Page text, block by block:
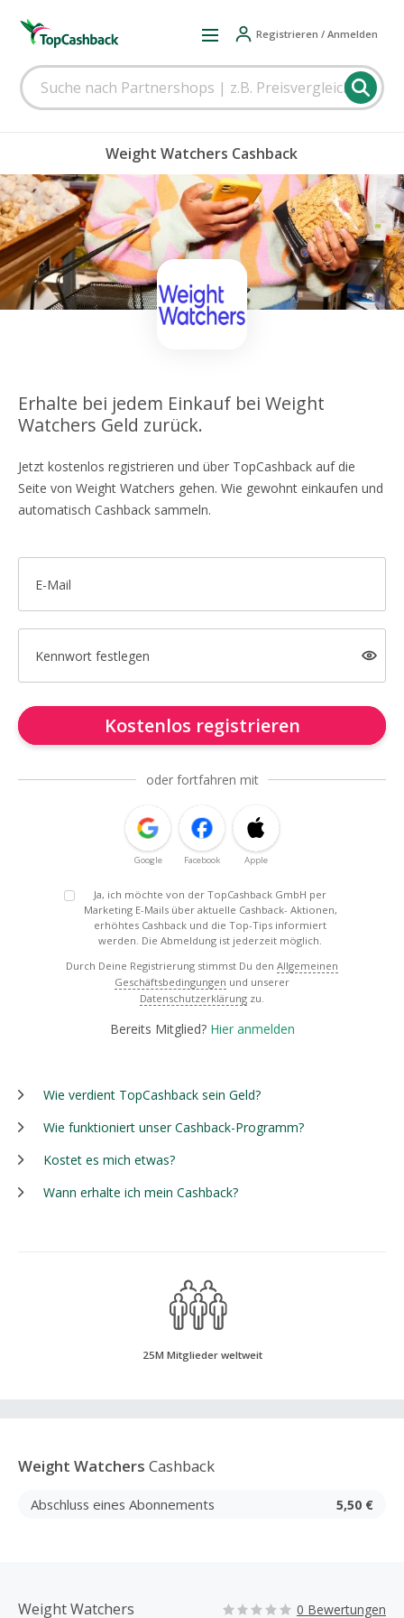
Registrieren / Anmelden
Weight Watchers Cashback
Erhalte bei jedem Einkauf bei Weight
Watchers Geld zurück.
Jetzt kostenlos registrieren und über TopCashback auf die
Seite von Weight Watchers gehen. Wie gewohnt einkaufen und
automatisch Cashback sammeln.
E-Mail
Kennwort festlegen
Kostenlos registrieren
oder fortfahren mit
Google Facebook Apple
Ja, ich möchte von der TopCashback GmbH per
Marketing E-Mails über aktuelle Cashback- Aktionen,
erhöhtes Cashback und die Top-Tips informiert
werden. Die Abmeldung ist jederzeit möglich.
Durch Deine Registrierung stimmst Du den Allgemeinen
Geschäftsbedingungen und unserer
Datenschutzerklärung zu.
Bereits Mitglied? Hier anmelden
Wie verdient TopCashback sein Geld?
Wie funktioniert unser Cashback-Programm?
Kostet es mich etwas?
Wann erhalte ich mein Cashback?
25M Mitglieder weltweit
Weight Watchers Cashback
Abschluss eines Abonnements 5,50 €
Weight Watchers 0 Bewertungen